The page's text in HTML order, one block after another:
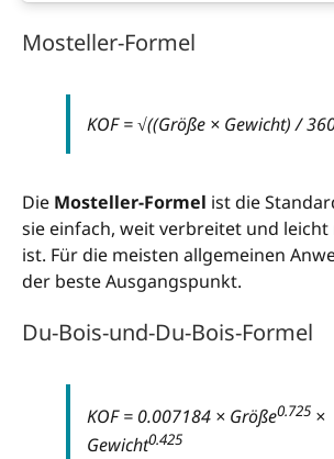
Mosteller-Formel
KOF = √((Größe × Gewicht) /
Die Mosteller-Formel ist die
sie einfach, weit verbreitet und
ist. Für die meisten allgemeinen
der beste Ausgangspunkt.
Du-Bois-und-Du-Bois-Formel
KOF = 0.007184 × Größe0.725 ×
Gewicht0.425